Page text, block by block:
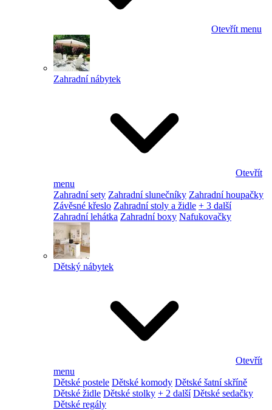
Otevřít menu
Zahradní nábytek
Otevřít
menu
Zahradní sety Zahradní slunečníky Zahradní houpačky
Závěsné křeslo Zahradní stoly a židle + 3 další
Zahradní lehátka Zahradní boxy Nafukovačky
Dětský nábytek
Otevřít
menu
Dětské postele Dětské komody Dětské šatní skříně
Dětské židle Dětské stolky + 2 další Dětské sedačky
Dětské regály